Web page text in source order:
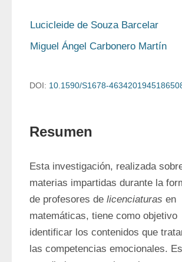
Lucicleide de Souza Barcelar
Miguel Ángel Carbonero Martín
DOI: 10.1590/S1678-
Resumen
Esta investigación, realizada
materias impartidas durante la
de profesores de licenciaturas en
matemáticas, tiene como objetivo
identificar los contenidos que
las competencias emocionales.